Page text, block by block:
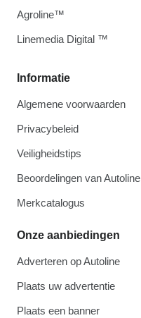
Informatie
Algemene voorwaarden
Privacybeleid
Veiligheidstips
Beoordelingen van Autoline
Merkcatalogus
Onze aanbiedingen
Adverteren op Autoline
Plaats uw advertentie
Plaats een banner
Agroline™
Linemedia Digital ™